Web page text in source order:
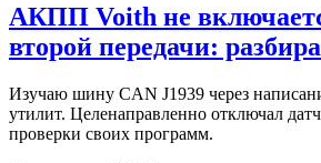
АКПП Voith не
второй передачи:
Изучаю шину CAN J1939 через
утилит. Целенаправленно отключал
проверки своих программ.